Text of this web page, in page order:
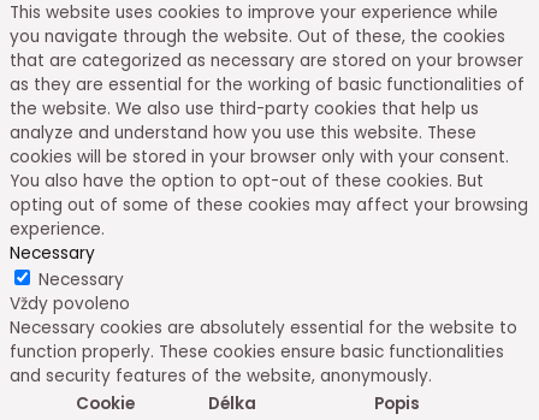
This website uses cookies to improve your experience while
you navigate through the website. Out of these, the cookies
that are categorized as necessary are stored on your browser
as they are essential for the working of basic functionalities of
the website. We also use third-party cookies that help us
analyze and understand how you use this website. These
cookies will be stored in your browser only with your consent.
You also have the option to opt-out of these cookies. But
opting out of some of these cookies may affect your browsing
experience.
Necessary
Necessary
Vždy povoleno
Necessary cookies are absolutely essential for the website to
function properly. These cookies ensure basic functionalities
and security features of the website, anonymously.
Cookie
Délka Popis